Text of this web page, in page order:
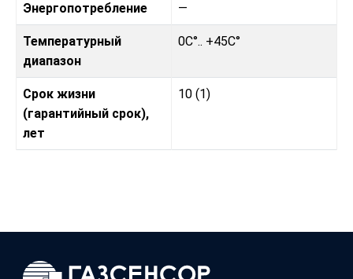
Энергопотребление —
Температурный
диапазон
0C°.. +45C°
Срок жизни
(гарантийный срок),
лет
10 (1)